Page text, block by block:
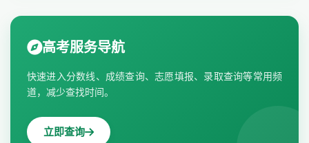
高考服务导航
快速进入分数线、成绩查询、志愿填报、录取查询等常用频
道，减少查找时间。
立即查询